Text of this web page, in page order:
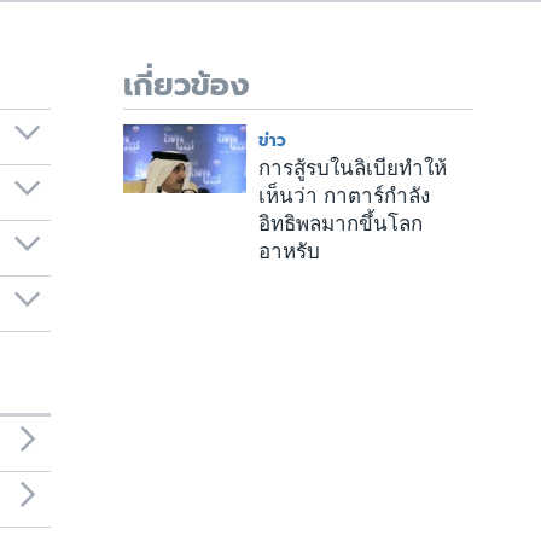
เกี่ยวข้อง
ข่าว
การสู้รบในลิเบียทำให้
เห็นว่า กาตาร์กำลัง
อิทธิพลมากขึ้นโลก
อาหรับ